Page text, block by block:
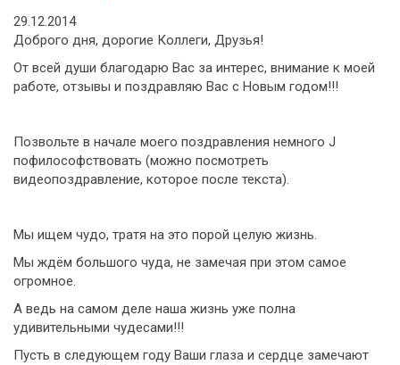
29.12.2014
Доброго дня, дорогие Коллеги, Друзья!
От всей души благодарю Вас за интерес, внимание к моей
работе, отзывы и поздравляю Вас с Новым годом!!!
Позвольте в начале моего поздравления немного J
пофилософствовать (можно посмотреть
видеопоздравление, которое после текста).
Мы ищем чудо, тратя на это порой целую жизнь.
Мы ждём большого чуда, не замечая при этом самое
огромное.
А ведь на самом деле наша жизнь уже полна
удивительными чудесами!!!
Пусть в следующем году Ваши глаза и сердце замечают